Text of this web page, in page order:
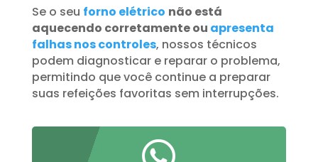
Se o seu forno elétrico não está
aquecendo corretamente ou apresenta
falhas nos controles, nossos técnicos
podem diagnosticar e reparar o problema,
permitindo que você continue a preparar
suas refeições favoritas sem interrupções.